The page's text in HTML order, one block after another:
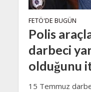
FETÖ'DE BUGÜN
Polis
darbeci
olduğunu
15 Temmuz